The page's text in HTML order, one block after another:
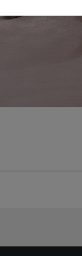
weergegeven voor
van een online
en binnen
met behulp van